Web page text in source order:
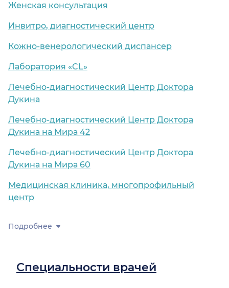
Женская консультация
Инвитро, диагностический центр
Кожно-венерологический диспансер
Лаборатория «CL»
Лечебно-диагностический Центр Доктора
Дукина
Лечебно-диагностический Центр Доктора
Дукина на Мира 42
Лечебно-диагностический Центр Доктора
Дукина на Мира 60
Медицинская клиника, многопрофильный
центр
Подробнее
Специальности врачей